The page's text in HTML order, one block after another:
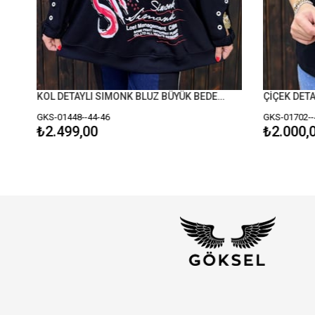
KOL DETAYLI SIMONK BLUZ BÜYÜK BEDEN SİYAH
GKS-01448--44-46
₺2.499,00
ÇİÇEK
GKS-01702--